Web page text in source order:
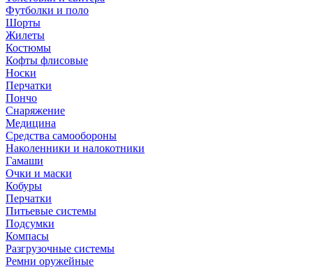
Футболки и поло
Шорты
Жилеты
Костюмы
Кофты флисовые
Носки
Перчатки
Пончо
Снаряжение
Медицина
Средства самообороны
Наколенники и налокотники
Гамаши
Очки и маски
Кобуры
Перчатки
Питьевые системы
Подсумки
Компасы
Разгрузочные системы
Ремни оружейные